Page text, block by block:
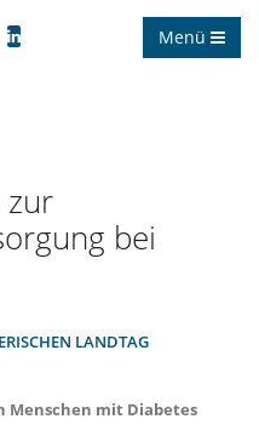
Menü
zur
bei
LANDTAG
Menschen mit Diabetes